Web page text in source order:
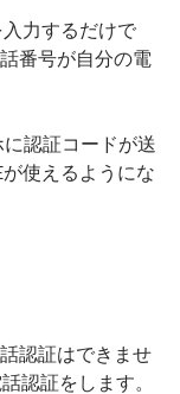
力するだけで
番号が自分の電
認証コードが送
使えるようにな
認証はできませ
認証をします。